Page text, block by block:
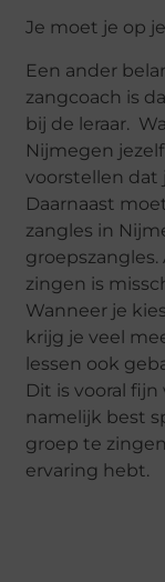
Je moet je op
Een ander
zangcoach is
bij de leraar.
Nijmegen
voorstellen dat
Daarnaast
zangles in
zingen is
Wanneer je
krijg je veel
lessen ook
Dit is vooral
namelijk best
groep te
ervaring hebt.